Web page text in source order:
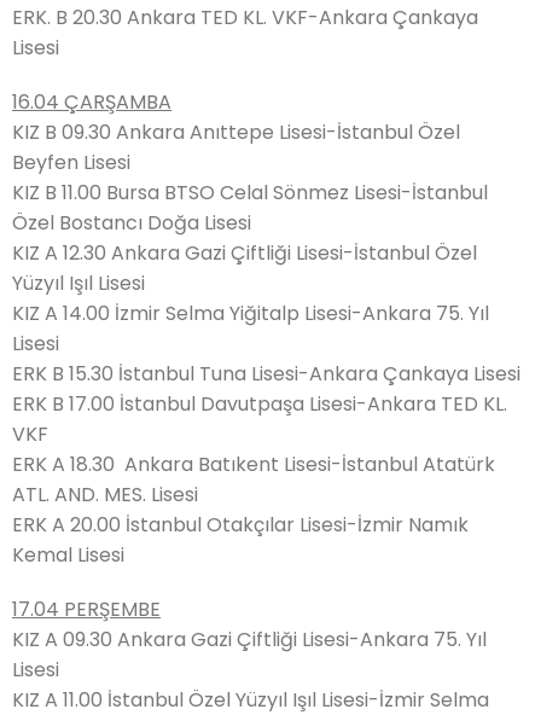
ERK. B 20.30 Ankara TED KL. VKF-Ankara Çankaya
Lisesi
16.04 ÇARŞAMBA
KIZ B 09.30 Ankara Anıttepe Lisesi-İstanbul Özel
Beyfen Lisesi
KIZ B 11.00 Bursa BTSO Celal Sönmez Lisesi-İstanbul
Özel Bostancı Doğa Lisesi
KIZ A 12.30 Ankara Gazi Çiftliği Lisesi-İstanbul Özel
Yüzyıl Işıl Lisesi
KIZ A 14.00 İzmir Selma Yiğitalp Lisesi-Ankara 75. Yıl
Lisesi
ERK B 15.30 İstanbul Tuna Lisesi-Ankara Çankaya Lisesi
ERK B 17.00 İstanbul Davutpaşa Lisesi-Ankara TED KL.
VKF
ERK A 18.30 Ankara Batıkent Lisesi-İstanbul Atatürk
ATL. AND. MES. Lisesi
ERK A 20.00 İstanbul Otakçılar Lisesi-İzmir Namık
Kemal Lisesi
17.04 PERŞEMBE
KIZ A 09.30 Ankara Gazi Çiftliği Lisesi-Ankara 75. Yıl
Lisesi
KIZ A 11.00 İstanbul Özel Yüzyıl Işıl Lisesi-İzmir Selma